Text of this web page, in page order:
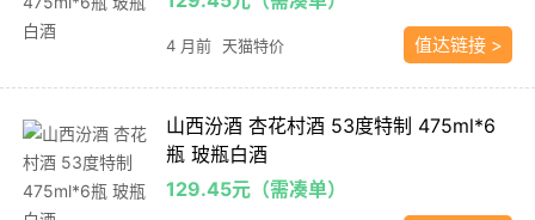
4 月前 天猫特价 值达链接 >
山西汾酒 杏花村酒 53度特制 475ml*6
瓶 玻瓶白酒
129.45元（需凑单）